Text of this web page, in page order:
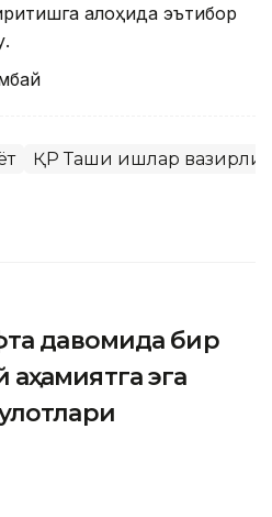
алоҳида эътибор
ҚР Ташқи ишлар
давомида бир
эга